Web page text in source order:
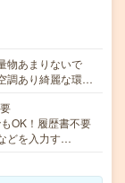
物あまりないで
調あり綺麗な環…
OK！履歴書不要
どを入力す…